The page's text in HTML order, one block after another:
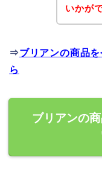
いかが
⇒ブリアンの商品
ら
ブリアンの